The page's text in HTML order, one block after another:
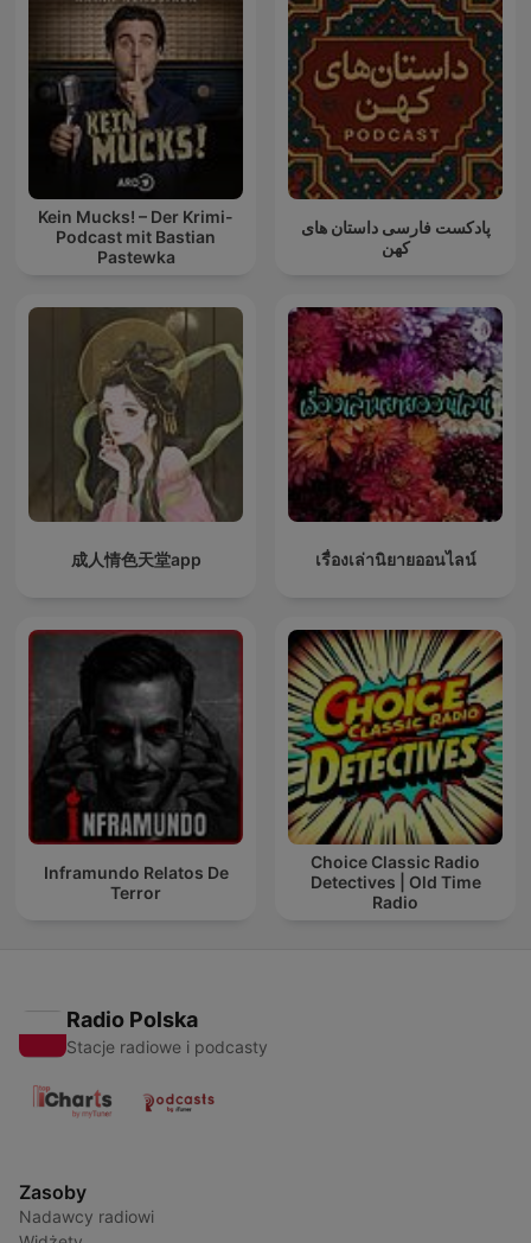
Kein Mucks! – Der Krimi-
Podcast mit Bastian
Pastewka
پادکست فارسی داستان های
کهن
成人情色天堂app เรื่องเล่านิยายออนไลน์
Inframundo Relatos De
Terror
Choice Classic Radio
Detectives | Old Time
Radio
Radio Polska
Stacje radiowe i podcasty
Zasoby
Nadawcy radiowi